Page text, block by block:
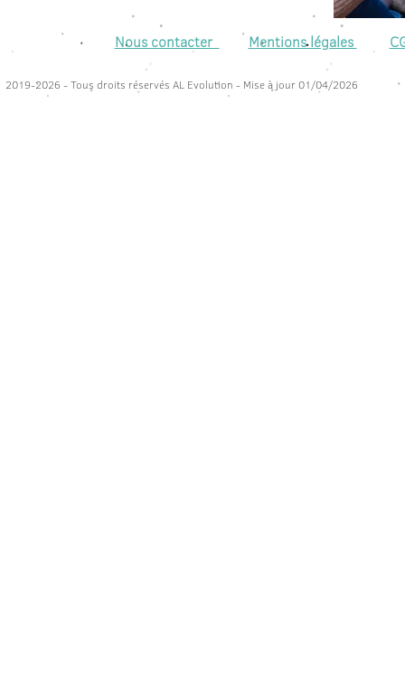
Nous contacter Mentions légales
2019-2026 - Tous droits réservés AL Evolution - Mise à jour 01/04/2026